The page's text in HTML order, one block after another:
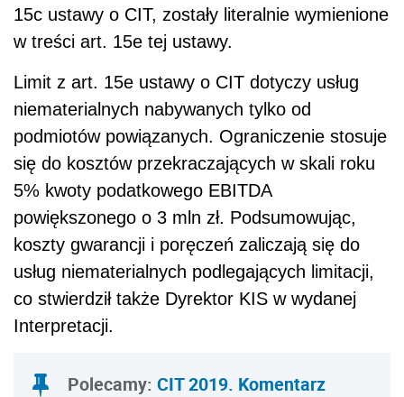
15c ustawy o CIT, zostały literalnie wymienione
w treści art. 15e tej ustawy.
Limit z art. 15e ustawy o CIT dotyczy usług
niematerialnych nabywanych tylko od
podmiotów powiązanych. Ograniczenie stosuje
się do kosztów przekraczających w skali roku
5% kwoty podatkowego EBITDA
powiększonego o 3 mln zł. Podsumowując,
koszty gwarancji i poręczeń zaliczają się do
usług niematerialnych podlegających limitacji,
co stwierdził także Dyrektor KIS w wydanej
Interpretacji.
Polecamy: CIT 2019. Komentarz